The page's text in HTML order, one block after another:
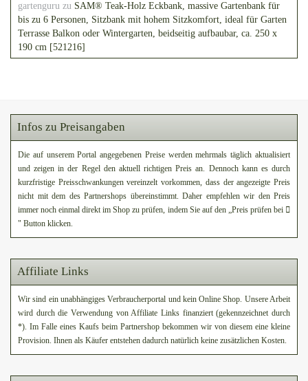
gartenguru zu SAM® Teak-Holz Eckbank, massive Gartenbank für
bis zu 6 Personen, Sitzbank mit hohem Sitzkomfort, ideal für Garten
Terrasse Balkon oder Wintergarten, beidseitig aufbaubar, ca. 250 x
190 cm [521216]
Infos zu Preisangaben
Die auf unserem Portal angegebenen Preise werden mehrmals täglich aktualisiert
und zeigen in der Regel den aktuell richtigen Preis an. Dennoch kann es durch
kurzfristige Preisschwankungen vereinzelt vorkommen, dass der angezeigte Preis
nicht mit dem des Partnershops übereinstimmt. Daher empfehlen wir den Preis
immer noch einmal direkt im Shop zu prüfen, indem Sie auf den „Preis prüfen bei
" Button klicken.
Affiliate Links
Wir sind ein unabhängiges Verbraucherportal und kein Online Shop. Unsere Arbeit
wird durch die Verwendung von Affiliate Links finanziert (gekennzeichnet durch
*). Im Falle eines Kaufs beim Partnershop bekommen wir von diesem eine kleine
Provision. Ihnen als Käufer entstehen dadurch natürlich keine zusätzlichen Kosten.